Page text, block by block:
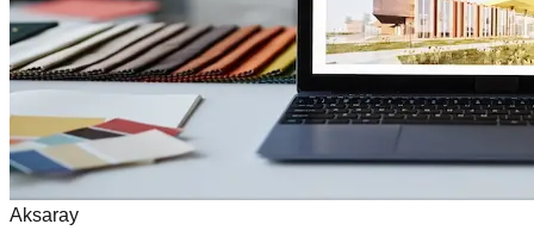
Aksaray